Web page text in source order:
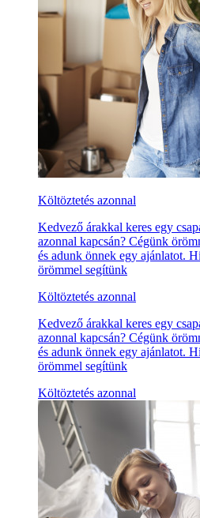
Költöztetés azonnal
Kedvező árakkal keres egy
azonnal kapcsán? Cégünk
és adunk önnek egy ajánlatot.
örömmel segítünk
Költöztetés azonnal
Kedvező árakkal keres egy
azonnal kapcsán? Cégünk
és adunk önnek egy ajánlatot.
örömmel segítünk
Költöztetés azonnal